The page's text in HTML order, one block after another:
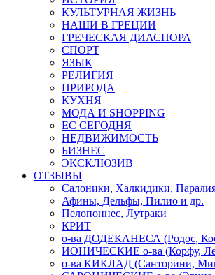
КУЛЬТУРНАЯ ЖИЗНЬ
НАШИ В ГРЕЦИИ
ГРЕЧЕСКАЯ ДИАСПОРА
СПОРТ
ЯЗЫК
РЕЛИГИЯ
ПРИРОДА
КУХНЯ
МОДА И SHOPPING
ЕС СЕГОДНЯ
НЕДВИЖИМОСТЬ
БИЗНЕС
ЭКСКЛЮЗИВ
ОТЗЫВЫ
Салоники, Халкидики,
Афины, Дельфы, Пилио и др.
Пелопоннес, Лутраки
КРИТ
о-ва ДОДЕКАНЕСА (Родос,
ИОНИЧЕСКИЕ о-ва (Корфу,
о-ва КИКЛАД (Санторини,